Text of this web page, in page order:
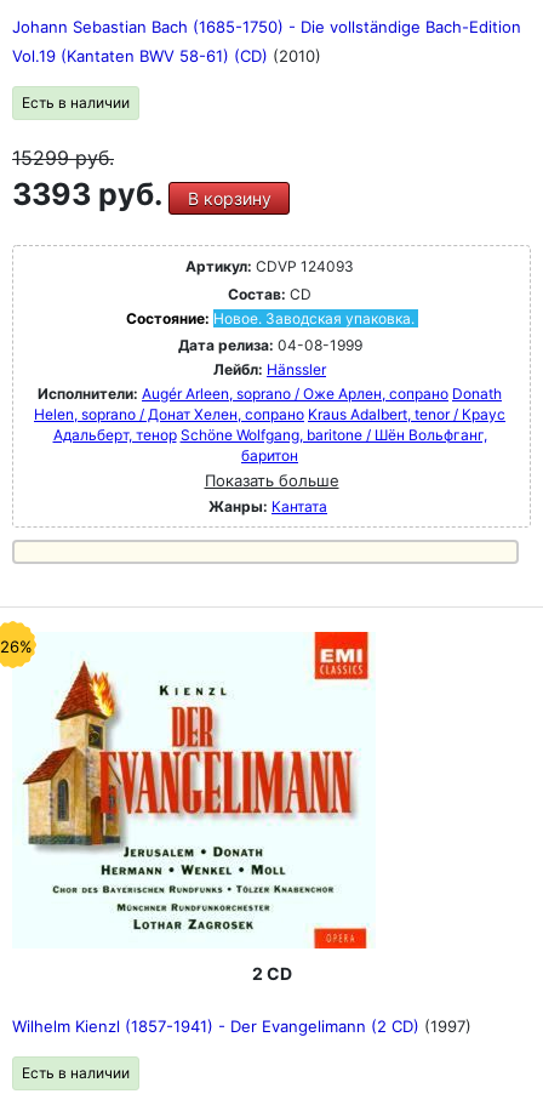
Johann Sebastian Bach (1685-1750) - Die vollständige Bach-Edition
Vol.19 (Kantaten BWV 58-61) (CD) (2010)
Есть в наличии
15299руб.
3393 руб. В корзину
Артикул: CDVP 124093
Состав: CD
Состояние: Новое. Заводская упаковка.
Дата релиза: 04-08-1999
Лейбл: Hänssler
Исполнители: Augér Arleen, soprano / Оже Арлен, сопрано Donath
Helen, soprano / Донат Хелен, сопрано Kraus Adalbert, tenor / Краус
Адальберт, тенор Schöne Wolfgang, baritone / Шён Вольфганг,
баритон
Показать больше
Жанры: Кантата
2 CD
Wilhelm Kienzl (1857-1941) - Der Evangelimann (2 CD) (1997)
Есть в наличии